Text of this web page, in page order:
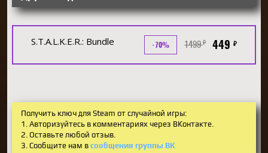
S.T.A.L.K.E.R.: Bundle -70% 1499₽ 449 ₽
Получить ключ для Steam от случайной игры:
1. Авторизуйтесь в комментариях через ВКонтакте.
2. Оставьте любой отзыв.
3. Сообщите нам в сообщения группы ВК